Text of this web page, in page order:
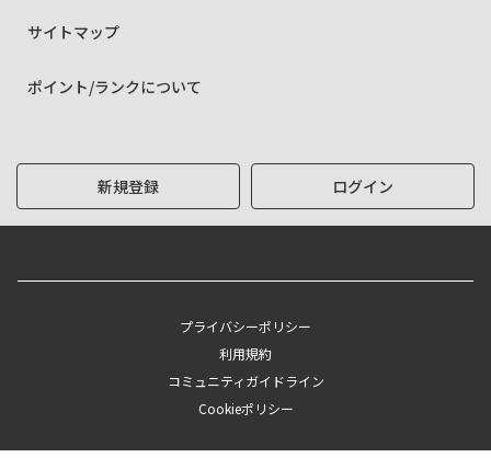
サイトマップ
ポイント/ランクについて
新規登録 ログイン
プライバシーポリシー
利用規約
コミュニティガイドライン
Cookieポリシー